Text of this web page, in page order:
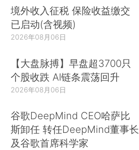
境外收入征税 保险收益缴交
已启动(含视频)
2026年08月06日
【大盘脉搏】早盘超3700只
个股收跌 AI链条震荡回升
2026年08月06日
谷歌DeepMind CEO哈萨比
斯卸任 转任DeepMind董事长
及谷歌首席科学家